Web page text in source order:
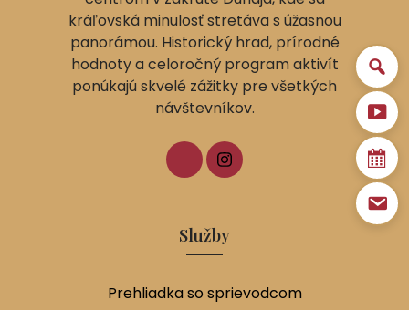
kráľovská minulosť stretáva s úžasnou
panorámou. Historický hrad, prírodné
hodnoty a celoročný program aktivít
ponúkajú skvelé zážitky pre všetkých
návštevníkov.
Služby
Prehliadka so sprievodcom